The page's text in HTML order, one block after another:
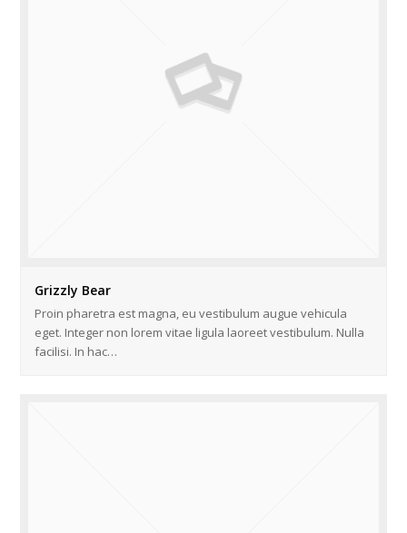
Grizzly Bear
Proin pharetra est magna, eu vestibulum augue vehicula
eget. Integer non lorem vitae ligula laoreet vestibulum. Nulla
facilisi. In hac…